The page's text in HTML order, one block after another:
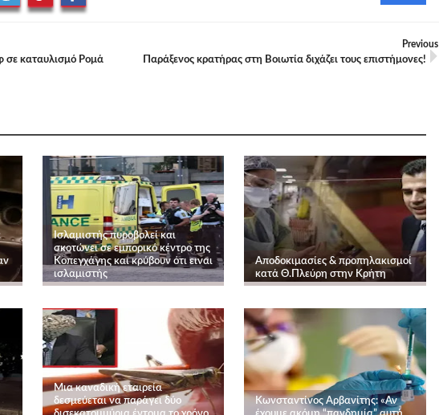
σε καταυλισμό Ρομά
Previous
Παράξενος κρατήρας στη Βοιωτία διχάζει τους επιστήμονες!
Ισλαμιστής πυροβολεί και
σκοτώνει σε εμπορικό κέντρο της
Κοπεγχάγης και κρύβουν ότι ειναι
ισλαμιστής
Αποδοκιμασίες & προπηλακισμοί
κατά Θ.Πλεύρη στην Κρήτη
Μια καναδική εταιρεία
δεσμεύεται να παράγει δύο
Kωνσταντίνος Αρβανίτης: «Αν